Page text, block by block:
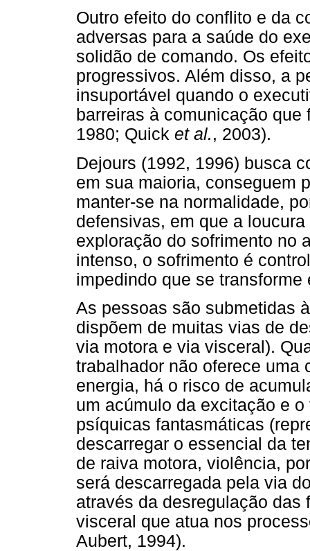
Outro efeito do conflito e da
adversas para a saúde do
solidão de comando. Os
progressivos. Além disso, a
insuportável quando o
barreiras à comunicação
1980; Quick et al., 2003).
Dejours (1992, 1996) busca
em sua maioria, conseguem
manter-se na normalidade,
defensivas, em que a
exploração do sofrimento no
intenso, o sofrimento é
impedindo que se transforme
As pessoas são submetidas
dispõem de muitas vias de
via motora e via visceral).
trabalhador não oferece uma
energia, há o risco de
um acúmulo da excitação e
psíquicas fantasmáticas
descarregar o essencial da
de raiva motora, violência,
será descarregada pela via
através da desregulação
visceral que atua nos
Aubert, 1994).